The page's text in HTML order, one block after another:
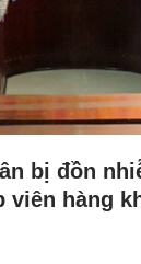
bị đồn
viên hàng